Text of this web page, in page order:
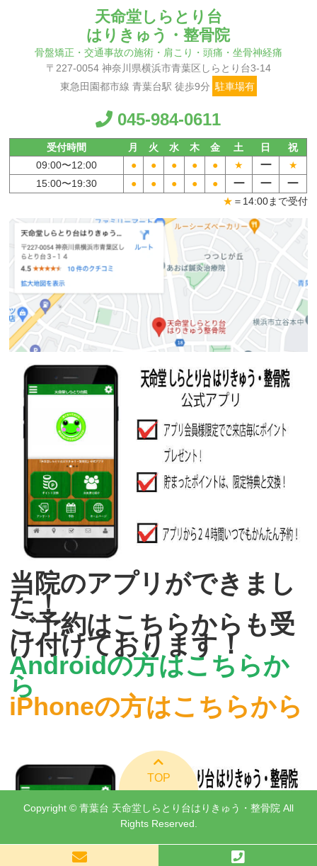
天命堂しらとり台
はりきゅう・整骨院
骨盤矯正・交通事故の施術・肩こり・頭痛・坐骨神経痛
〒227-0054 神奈川県横浜市青葉区しらとり台3-14
東急田園都市線 青葉台駅 徒歩9分 駐車場有
045-984-0611
受付時間 月 火 水 木 金 土 日
祝
09:00〜12:00 ● ● ● ● ● ★ ー
★
15:00〜19:30 ● ● ● ● ● ー ー ー
★ ＝14:00まで受付
当院のアプリができまし
た！
ご予約はこちらからも受
け付けております！
Androidの方はこちらか
ら
iPhoneの方はこちらから
TOP
Copyright © 青葉台 天命堂しらとり台はりきゅう・整骨院 All
Rights Reserved.